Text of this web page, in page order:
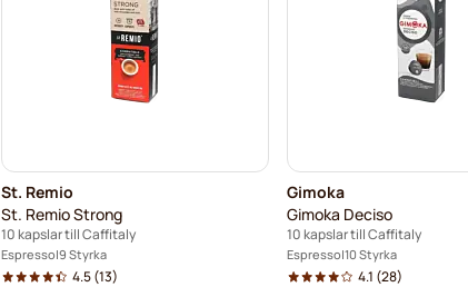
St. Remio
St. Remio Strong
10 kapslar till Caffitaly
Espresso 9 Styrka
4.5(13)
Gimoka
Gimoka Deciso
10 kapslar till Caffitaly
Espresso 10 Styrka
4.1 (28)